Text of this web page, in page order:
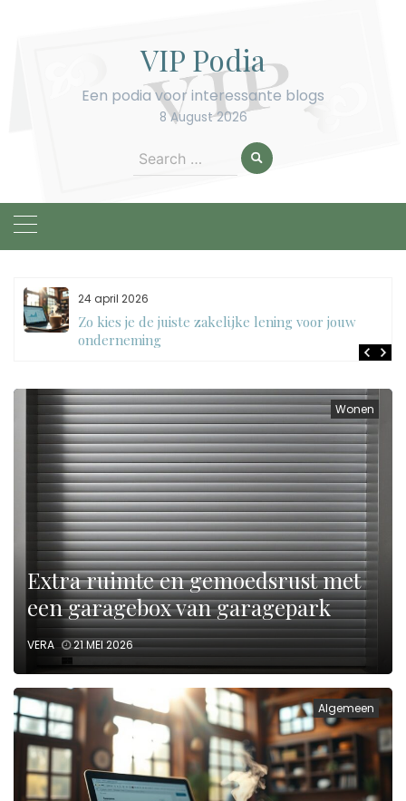
VIP Podia
Een podia voor interessante blogs
8 August 2026
Search
for:
24 april 2026
Zo kies je de juiste zakelijke lening voor jouw
onderneming
Wonen
Extra ruimte en gemoedsrust met
een garagebox van garagepark
VERA 21 MEI 2026
Algemeen